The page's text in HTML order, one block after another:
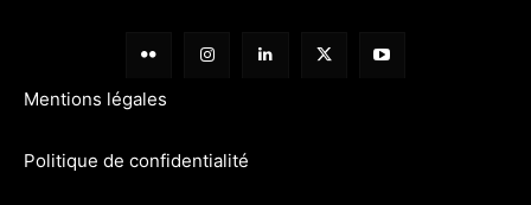
Mentions légales
Politique de confidentialité